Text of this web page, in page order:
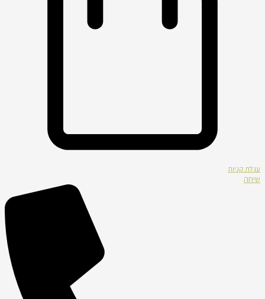
עגלת קניות
שיחה